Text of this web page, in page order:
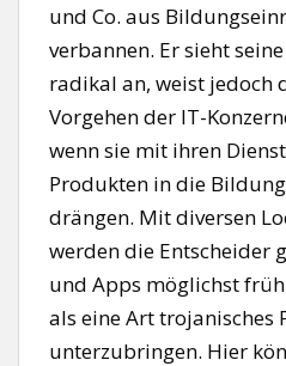
und Co. aus
verbannen. Er sieht
radikal an, weist jedoch
Vorgehen der IT-
wenn sie mit ihren
Produkten in die
drängen. Mit diversen
werden die Entscheider
und Apps möglichst früh
als eine Art trojanisches
unterzubringen. Hier